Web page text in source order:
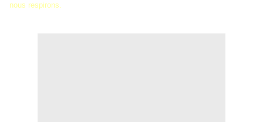
nous respirons.